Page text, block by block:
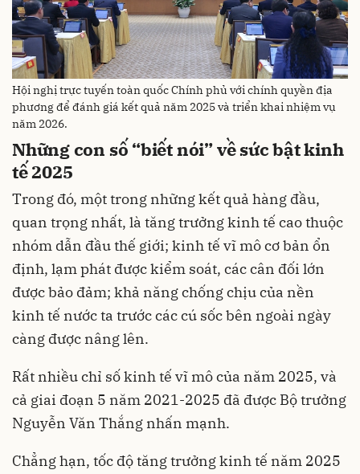
Hội nghị trực tuyến toàn quốc Chính phủ với chính quyền địa
phương để đánh giá kết quả năm 2025 và triển khai nhiệm vụ
năm 2026.
Những con số “biết nói” về sức bật kinh
tế 2025
Trong đó, một trong những kết quả hàng đầu,
quan trọng nhất, là tăng trưởng kinh tế cao thuộc
nhóm dẫn đầu thế giới; kinh tế vĩ mô cơ bản ổn
định, lạm phát được kiểm soát, các cân đối lớn
được bảo đảm; khả năng chống chịu của nền
kinh tế nước ta trước các cú sốc bên ngoài ngày
càng được nâng lên.
Rất nhiều chỉ số kinh tế vĩ mô của năm 2025, và
cả giai đoạn 5 năm 2021-2025 đã được Bộ trưởng
Nguyễn Văn Thắng nhấn mạnh.
Chẳng hạn, tốc độ tăng trưởng kinh tế năm 2025